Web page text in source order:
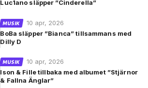
Luc1ano släpper ”Cinderella”
MUSIK
10 apr, 2026
BoBa släpper ”Bianca” tillsammans med
Dilly D
MUSIK
10 apr, 2026
Ison & Fille tillbaka med albumet ”Stjärnor
& Fallna Änglar”